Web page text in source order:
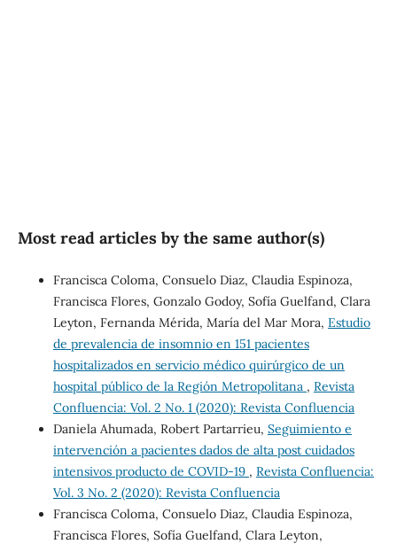
Most read articles by the same author(s)
Francisca Coloma, Consuelo Diaz, Claudia Espinoza,
Francisca Flores, Gonzalo Godoy, Sofía Guelfand, Clara
Leyton, Fernanda Mérida, María del Mar Mora, Estudio
de prevalencia de insomnio en 151 pacientes
hospitalizados en servicio médico quirúrgico de un
hospital público de la Región Metropolitana , Revista
Confluencia: Vol. 2 No. 1 (2020): Revista Confluencia
Daniela Ahumada, Robert Partarrieu, Seguimiento e
intervención a pacientes dados de alta post cuidados
intensivos producto de COVID-19 , Revista Confluencia:
Vol. 3 No. 2 (2020): Revista Confluencia
Francisca Coloma, Consuelo Diaz, Claudia Espinoza,
Francisca Flores, Sofía Guelfand, Clara Leyton,